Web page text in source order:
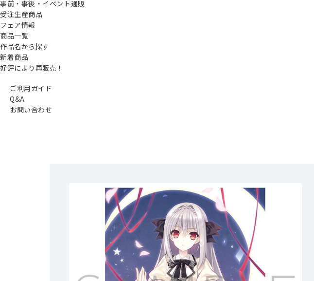
事前・事後・イベント通販
受注生産商品
フェア情報
商品一覧
作品名から探す
新着商品
好評により再販売！
ご利用ガイド
Q&A
お問い合わせ